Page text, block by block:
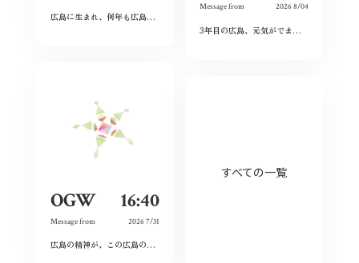
広島に生まれ、何年も広島を離れて過ごしたけれど、なぜか、常に広島に対する想いは持ち続けていた。
Message from 2026 8/04
3年目の広島、元気がでます！
OGW 16:40
Message from 2026 7/31
広島の精神が、この広島の活気の源何だと感じました。
すべての一覧